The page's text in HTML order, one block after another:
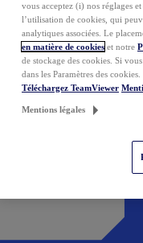
vous acceptez (i) nos réglages
l’utilisation de cookies, qui
analytiques associées. Le
en matière de cookies et notre
de stockage des cookies. Si
dans les Paramètres des cookies.
Téléchargez TeamViewer
Mentions légales